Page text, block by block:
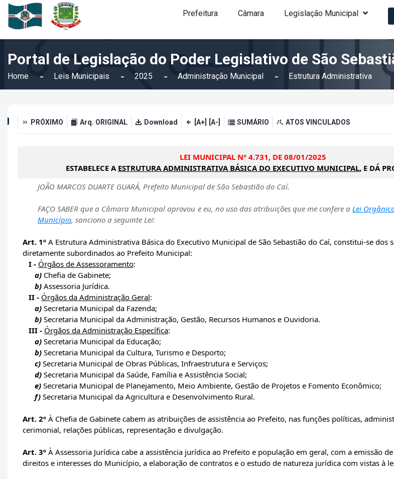
Prefeitura Câmara Legislação Municipal
Portal de Legislação do Poder Legislativo de São
Home Leis Municipais 2025 Administração Municipal Estrutura Administrativa
PRÓXIMO Arq. ORIGINAL Download [A+] [A-] SUMÁRIO ATOS VINCULADOS
LEI MUNICIPAL Nº 4.731, DE 08/01/2025
ESTABELECE A ESTRUTURA ADMINISTRATIVA BÁSICA DO EXECUTIVO MUNICIPAL, E DÁ
JOÃO MARCOS DUARTE GUARÁ, Prefeito Municipal de São Sebastião do Caí.
FAÇO SABER que a Câmara Municipal aprovou e eu, no uso das atribuições que me confere a Lei
Município, sanciono a seguinte Lei:
Art. 1º A Estrutura Administrativa Básica do Executivo Municipal de São Sebastião do Caí, constitui-se dos
diretamente subordinados ao Prefeito Municipal:
I - Órgãos de Assessoramento:
a) Chefia de Gabinete;
b) Assessoria Jurídica.
II - Órgãos da Administração Geral:
a) Secretaria Municipal da Fazenda;
b) Secretaria Municipal da Administração, Gestão, Recursos Humanos e Ouvidoria.
III - Órgãos da Administração Específica:
a) Secretaria Municipal da Educação;
b) Secretaria Municipal da Cultura, Turismo e Desporto;
c) Secretaria Municipal de Obras Públicas, Infraestrutura e Serviços;
d) Secretaria Municipal da Saúde, Família e Assistência Social;
e) Secretaria Municipal de Planejamento, Meio Ambiente, Gestão de Projetos e Fomento Econômico;
f) Secretaria Municipal da Agricultura e Desenvolvimento Rural.
Art. 2º À Chefia de Gabinete cabem as atribuições de assistência ao Prefeito, nas funções políticas,
cerimonial, relações públicas, representação e divulgação.
Art. 3º À Assessoria Jurídica cabe a assistência jurídica ao Prefeito e população em geral, com a emissão
direitos e interesses do Município, a elaboração de contratos e o estudo de natureza jurídica com vistas à